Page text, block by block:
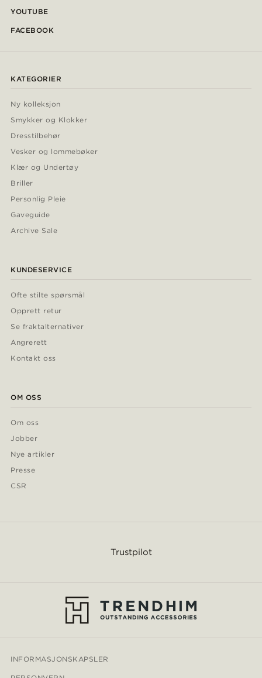
YOUTUBE
FACEBOOK
KATEGORIER
Ny kolleksjon
Smykker og Klokker
Dresstilbehør
Vesker og lommebøker
Klær og Undertøy
Briller
Personlig Pleie
Gaveguide
Archive Sale
KUNDESERVICE
Ofte stilte spørsmål
Opprett retur
Se fraktalternativer
Angrerett
Kontakt oss
OM OSS
Om oss
Jobber
Nye artikler
Presse
CSR
Trustpilot
INFORMASJONSKAPSLER